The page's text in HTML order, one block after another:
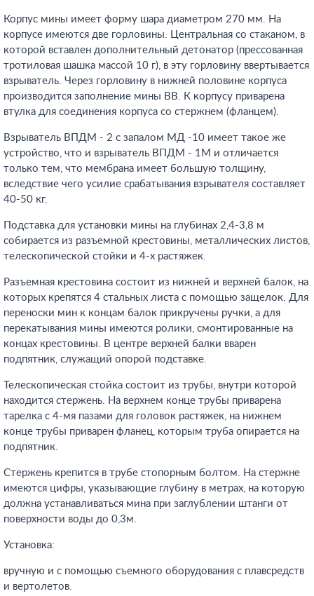
Корпус мины имеет форму шара диаметром 270 мм. На
корпусе имеются две горловины. Центральная со стаканом, в
которой вставлен дополнительный детонатор (прессованная
тротиловая шашка массой 10 г), в эту горловину ввертывается
взрыватель. Через горловину в нижней половине корпуса
производится заполнение мины ВВ. К корпусу приварена
втулка для соединения корпуса со стержнем (фланцем).
Взрыватель ВПДМ - 2 с запалом МД -10 имеет такое же
устройство, что и взрыватель ВПДМ - 1М и отличается
только тем, что мембрана имеет большую толщину,
вследствие чего усилие срабатывания взрывателя составляет
40-50 кг.
Подставка для установки мины на глубинах 2,4-3,8 м
собирается из разъемной крестовины, металлических листов,
телескопической стойки и 4-х растяжек.
Разъемная крестовина состоит из нижней и верхней балок, на
которых крепятся 4 стальных листа с помощью защелок. Для
переноски мин к концам балок прикручены ручки, а для
перекатывания мины имеются ролики, смонтированные на
концах крестовины. В центре верхней балки вварен
подпятник, служащий опорой подставке.
Телескопическая стойка состоит из трубы, внутри которой
находится стержень. На верхнем конце трубы приварена
тарелка с 4-мя пазами для головок растяжек, на нижнем
конце трубы приварен фланец, которым труба опирается на
подпятник.
Стержень крепится в трубе стопорным болтом. На стержне
имеются цифры, указывающие глубину в метрах, на которую
должна устанавливаться мина при заглублении штанги от
поверхности воды до 0,3м.
Установка:
вручную и с помощью съемного оборудования с плавсредств
и вертолетов.